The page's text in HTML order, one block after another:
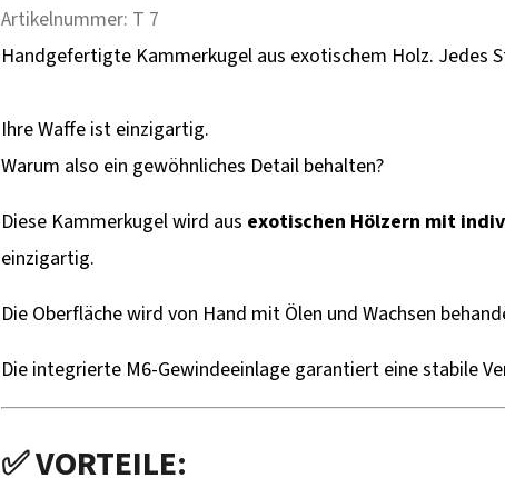
Artikelnummer: T 7
Handgefertigte Kammerkugel aus exotischem Holz. Jedes
Ihre Waffe ist einzigartig.
Warum also ein gewöhnliches Detail behalten?
Diese Kammerkugel wird aus exotischen Hölzern mit
einzigartig.
Die Oberfläche wird von Hand mit Ölen und Wachsen
Die integrierte M6-Gewindeeinlage garantiert eine stabile
✅ VORTEILE: